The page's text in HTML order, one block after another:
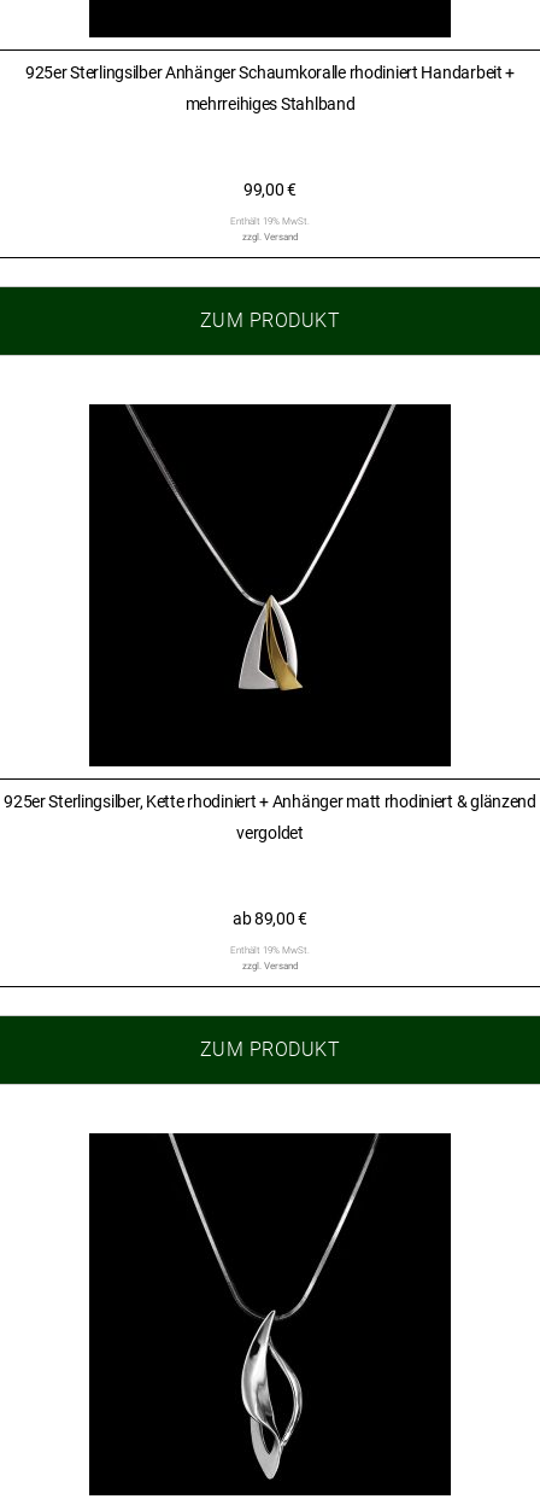
925er Sterlingsilber Anhänger Schaumkoralle rhodiniert Handarbeit +
mehrreihiges Stahlband
99,00€
Enthält 19% MwSt.
zzgl. Versand
ZUM PRODUKT
925er Sterlingsilber, Kette rhodiniert + Anhänger matt rhodiniert & glänzend
vergoldet
ab89,00€
Enthält 19% MwSt.
zzgl. Versand
ZUM PRODUKT